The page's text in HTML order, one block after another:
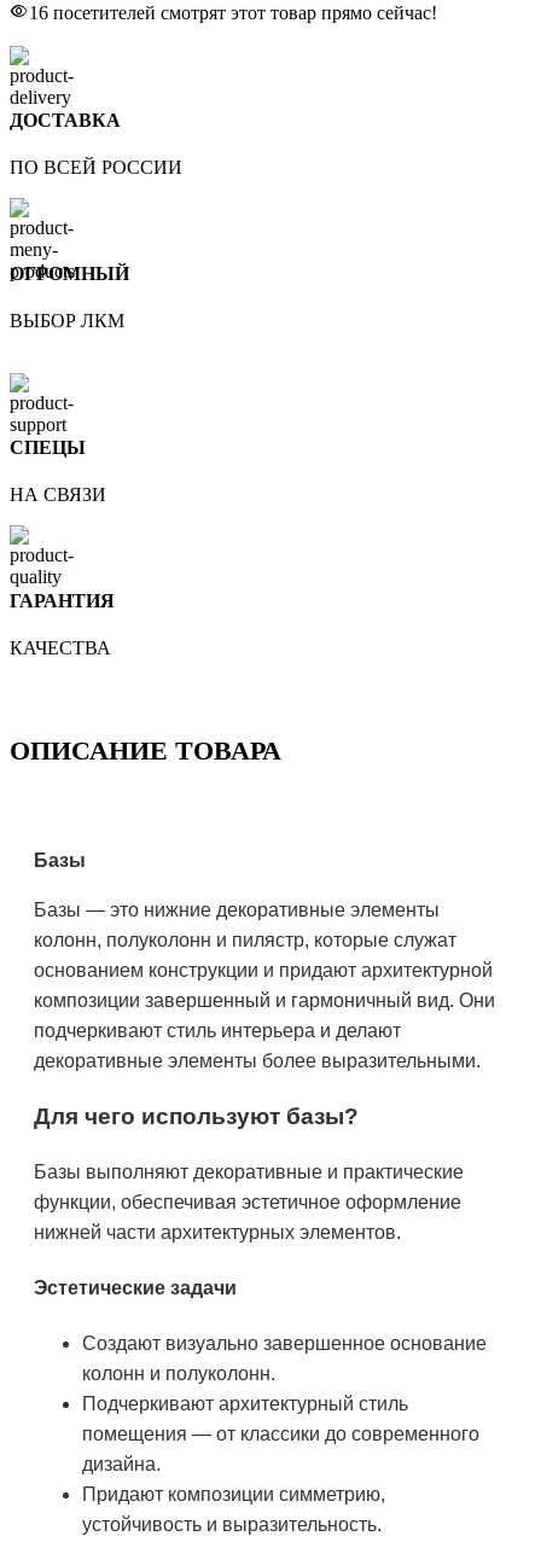
16 посетителей смотрят этот товар прямо сейчас!
ДОСТАВКА
ПО ВСЕЙ РОССИИ
ОГРОМНЫЙ
ВЫБОР ЛКМ
СПЕЦЫ
НА СВЯЗИ
ГАРАНТИЯ
КАЧЕСТВА
ОПИСАНИЕ ТОВАРА
Базы
Базы — это нижние декоративные элементы
колонн, полуколонн и пилястр, которые служат
основанием конструкции и придают архитектурной
композиции завершенный и гармоничный вид. Они
подчеркивают стиль интерьера и делают
декоративные элементы более выразительными.
Для чего используют базы?
Базы выполняют декоративные и практические
функции, обеспечивая эстетичное оформление
нижней части архитектурных элементов.
Эстетические задачи
Создают визуально завершенное основание
колонн и полуколонн.
Подчеркивают архитектурный стиль
помещения — от классики до современного
дизайна.
Придают композиции симметрию,
устойчивость и выразительность.